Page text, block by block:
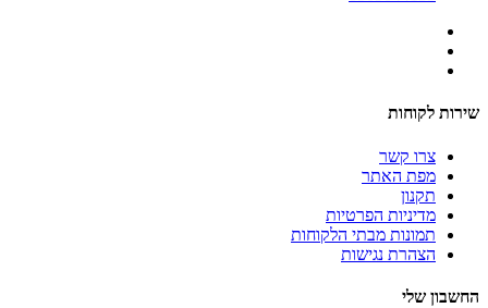
שירות לקוחות
צרו קשר
מפת האתר
תקנון
מדיניות הפרטיות
תמונות מבתי הלקוחות
הצהרת נגישות
החשבון שלי